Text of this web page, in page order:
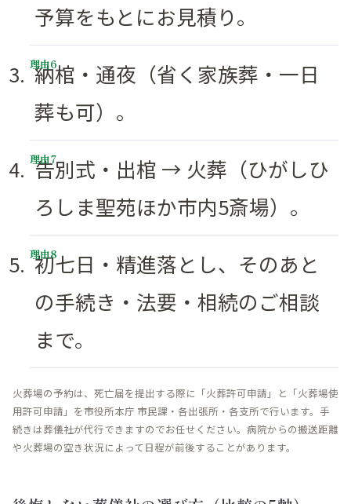
予算をもとにお見積り。
納棺・通夜（省く家族葬・一日
葬も可）。
告別式・出棺 → 火葬（ひがしひ
ろしま聖苑ほか市内5斎場）。
初七日・精進落とし、そのあと
の手続き・法要・相続のご相談
まで。
火葬場の予約は、死亡届を提出する際に「火葬許可申請」と「火葬場使
用許可申請」を市役所本庁 市民課・各出張所・各支所で行います。手
続きは葬儀社が代行できますのでお任せください。病院からの搬送距離
や火葬場の空き状況によって日程が前後することがあります。